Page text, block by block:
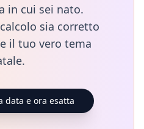
in cui sei nato.
sia corretto
il tuo vero tema
data e ora esatta